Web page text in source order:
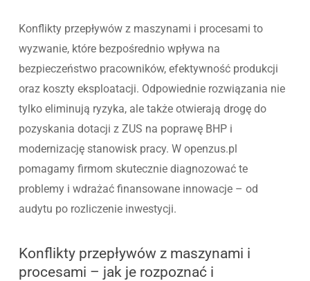
Konflikty przepływów z maszynami i procesami to
wyzwanie, które bezpośrednio wpływa na
bezpieczeństwo pracowników, efektywność produkcji
oraz koszty eksploatacji. Odpowiednie rozwiązania nie
tylko eliminują ryzyka, ale także otwierają drogę do
pozyskania dotacji z ZUS na poprawę BHP i
modernizację stanowisk pracy. W openzus.pl
pomagamy firmom skutecznie diagnozować te
problemy i wdrażać finansowane innowacje – od
audytu po rozliczenie inwestycji.
Konflikty przepływów z maszynami i
procesami – jak je rozpoznać i